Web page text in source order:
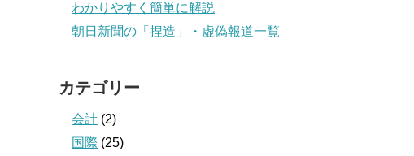
わかりやすく簡単に解説
朝日新聞の「捏造」・虚偽報道一覧
カテゴリー
会計 (2)
国際 (25)